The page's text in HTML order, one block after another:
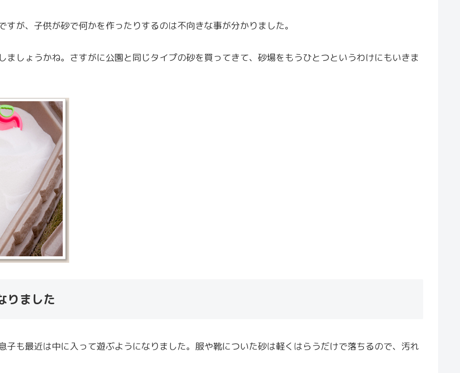
が、子供が砂で何かを作ったりするのは不向きな事が分かりました。
ましょうかね。さすがに公園と同じタイプの砂を買ってきて、砂場をもうひとつというわけにもいきま
りました
子も最近は中に入って遊ぶようになりました。服や靴についた砂は軽くはらうだけで落ちるので、汚れ